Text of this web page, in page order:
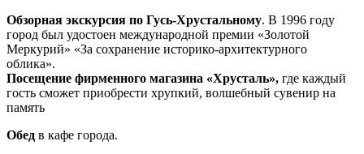
Обзорная экскурсия по Гусь-Хрустальному. В 1996 году
город был удостоен международной премии «Золотой
Меркурий» «За сохранение историко-архитектурного
облика».
Посещение фирменного магазина «Хрусталь», где каждый
гость сможет приобрести хрупкий, волшебный сувенир на
память
Обед в кафе города.